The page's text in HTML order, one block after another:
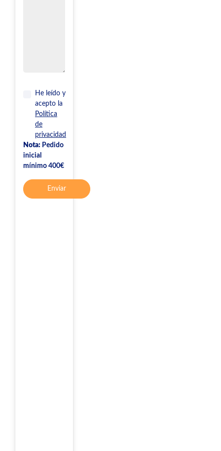
He leído y
acepto la
Política
de
privacidad
Nota: Pedido
inicial
mínimo 400€
Enviar